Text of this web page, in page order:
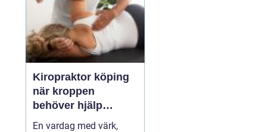
Kiropraktor köping
när kroppen
behöver hjälp
tillbaka
En vardag med värk,